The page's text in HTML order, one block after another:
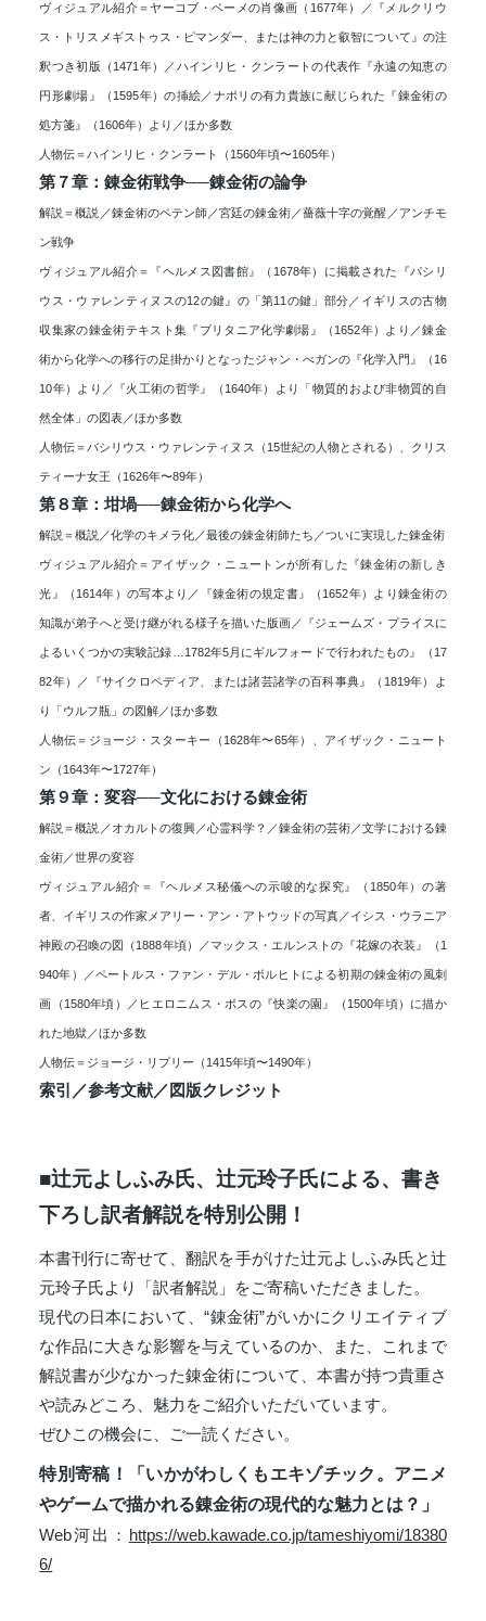
ヴィジュアル紹介＝ヤーコブ・ベーメの肖像画（1677年）／『メルクリウ
ス・トリスメギストゥス・ピマンダー、または神の力と叡智について』の注
釈つき初版（1471年）／ハインリヒ・クンラートの代表作『永遠の知恵の
円形劇場』（1595年）の挿絵／ナポリの有力貴族に献じられた『錬金術の
処方箋』（1606年）より／ほか多数
人物伝＝ハインリヒ・クンラート（1560年頃〜1605年）
第７章：錬金術戦争──錬金術の論争
解説＝概説／錬金術のペテン師／宮廷の錬金術／薔薇十字の覚醒／アンチモ
ン戦争
ヴィジュアル紹介＝『ヘルメス図書館』（1678年）に掲載された『パシリ
ウス・ウァレンティヌスの12の鍵』の「第11の鍵」部分／イギリスの古物
収集家の錬金術テキスト集『ブリタニア化学劇場』（1652年）より／錬金
術から化学への移行の足掛かりとなったジャン・べガンの『化学入門』（16
10年）より／『火工術の哲学』（1640年）より「物質的および非物質的自
然全体」の図表／ほか多数
人物伝＝バシリウス・ウァレンティヌス（15世紀の人物とされる）、クリス
ティーナ女王（1626年〜89年）
第８章：坩堝──錬金術から化学へ
解説＝概説／化学のキメラ化／最後の錬金術師たち／ついに実現した錬金術
ヴィジュアル紹介＝アイザック・ニュートンが所有した『錬金術の新しき
光』（1614年）の写本より／『錬金術の規定書』（1652年）より錬金術の
知識が弟子へと受け継がれる様子を描いた版画／『ジェームズ・プライスに
よるいくつかの実験記録…1782年5月にギルフォードで行われたもの』（17
82年）／『サイクロペディア、または諸芸諸学の百科事典』（1819年）よ
り「ウルフ瓶」の図解／ほか多数
人物伝＝ジョージ・スターキー（1628年〜65年）、アイザック・ニュート
ン（1643年〜1727年）
第９章：変容──文化における錬金術
解説＝概説／オカルトの復興／心霊科学？／錬金術の芸術／文学における錬
金術／世界の変容
ヴィジュアル紹介＝『ヘルメス秘儀への示唆的な探究』（1850年）の著
者、イギリスの作家メアリー・アン・アトウッドの写真／イシス・ウラニア
神殿の召喚の図（1888年頃）／マックス・エルンストの『花嫁の衣装』（1
940年）／ペートルス・ファン・デル・ボルヒトによる初期の錬金術の風刺
画（1580年頃）／ヒエロニムス・ボスの『快楽の園』（1500年頃）に描か
れた地獄／ほか多数
人物伝＝ジョージ・リプリー（1415年頃〜1490年）
索引／参考文献／図版クレジット
■辻元よしふみ氏、辻元玲子氏による、書き
下ろし訳者解説を特別公開！
本書刊行に寄せて、翻訳を手がけた辻元よしふみ氏と辻
元玲子氏より「訳者解説」をご寄稿いただきました。
現代の日本において、“錬金術”がいかにクリエイティブ
な作品に大きな影響を与えているのか、また、これまで
解説書が少なかった錬金術について、本書が持つ貴重さ
や読みどころ、魅力をご紹介いただいています。
ぜひこの機会に、ご一読ください。
特別寄稿！「いかがわしくもエキゾチック。アニメ
やゲームで描かれる錬金術の現代的な魅力とは？」
Web河出： https://web.kawade.co.jp/tameshiyomi/18380
6/